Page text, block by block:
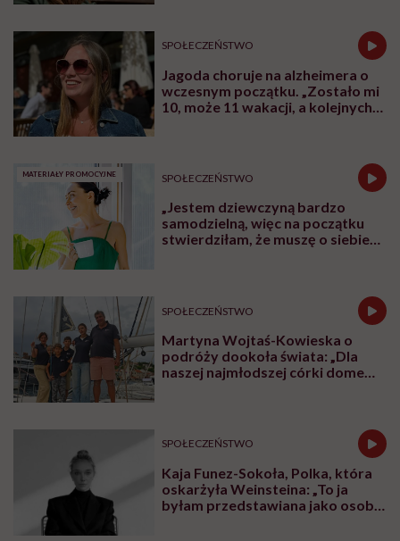
SPOŁECZEŃSTWO
Jagoda choruje na alzheimera o
wczesnym początku. „Zostało mi
10, może 11 wakacji, a kolejnych
MATERIAŁY PROMOCYJNE SPOŁECZEŃSTWO
„Jestem dziewczyną bardzo
samodzielną, więc na początku
stwierdziłam, że muszę o siebie
SPOŁECZEŃSTWO
Martyna Wojtaś-Kowieska o
podróży dookoła świata: „Dla
naszej najmłodszej córki domem
SPOŁECZEŃSTWO
Kaja Funez-Sokoła, Polka, która
oskarżyła Weinsteina: „To ja
byłam przedstawiana jako osoba,